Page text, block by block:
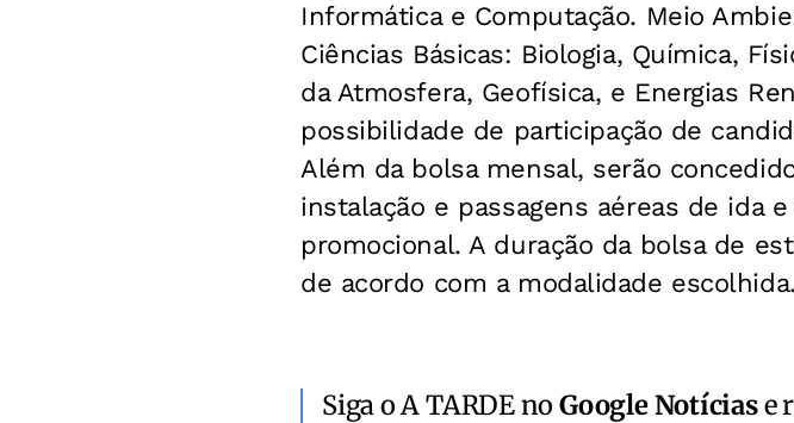
Informática e Computação. Meio
Ciências Básicas: Biologia, Química,
da Atmosfera, Geofísica, e Energias
possibilidade de participação de
Além da bolsa mensal, serão
instalação e passagens aéreas de ida
promocional. A duração da bolsa de
de acordo com a modalidade escolhida.
Siga o A TARDE noGoogle Notíciase